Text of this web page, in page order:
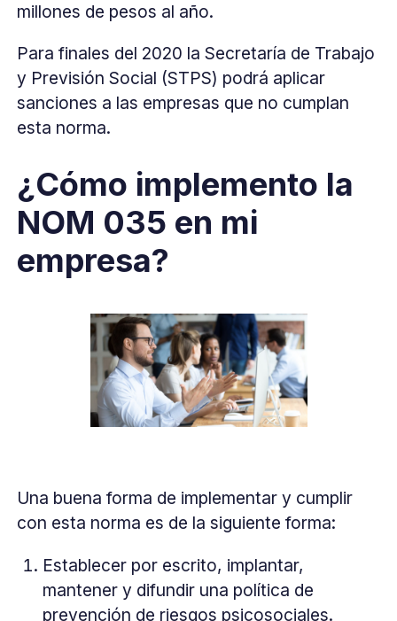
millones de pesos al año.
Para finales del 2020 la Secretaría de Trabajo
y Previsión Social (STPS) podrá aplicar
sanciones a las empresas que no cumplan
esta norma.
¿Cómo implemento la
NOM 035 en mi
empresa?
Una buena forma de implementar y cumplir
con esta norma es de la siguiente forma:
Establecer por escrito, implantar,
mantener y difundir una política de
prevención de riesgos psicosociales.